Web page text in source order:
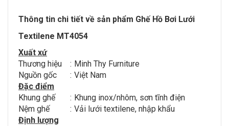
Thông tin chi tiết về sản phẩm Ghế Hồ Bơi Lưới
Textilene MT4054
Xuất xứ
Thương hiệu
: Minh Thy Furniture
Nguồn gốc
: Việt Nam
Đặc điểm
Khung ghế
: Khung inox/nhôm, sơn tĩnh điện
Nệm ghế
: Vải lưới textilene, nhập khẩu
Định lượng